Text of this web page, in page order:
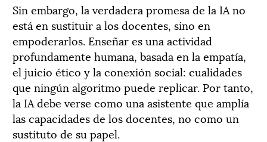
Sin embargo, la verdadera promesa de la IA no
está en sustituir a los docentes, sino en
empoderarlos. Enseñar es una actividad
profundamente humana, basada en la empatía,
el juicio ético y la conexión social: cualidades
que ningún algoritmo puede replicar. Por tanto,
la IA debe verse como una asistente que amplía
las capacidades de los docentes, no como un
sustituto de su papel.